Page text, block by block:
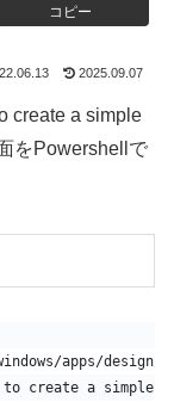
コピー
2025.09.07
create a simple
をPowershellで
apps/
create a simple